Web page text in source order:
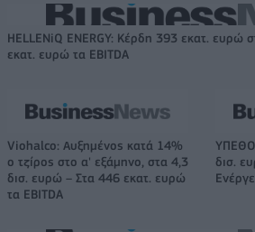
HELLENiQ ENERGY: Κέρδη 393 εκατ. ευρώ
εκατ. ευρώ τα EBITDA
Viohalco: Αυξημένος κατά 14%
ο τζίρος στο α' εξάμηνο, στα 4,3
δισ. ευρώ – Στα 446 εκατ. ευρώ
τα EBITDA
δισ.